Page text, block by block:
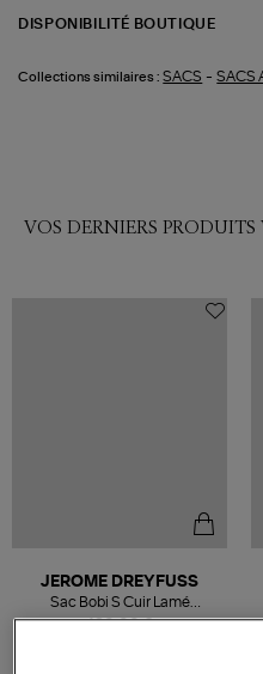
DISPONIBILITÉ BOUTIQUE
Collections similaires : SACS -SACS
VOS DERNIERS PRODUITS
480,00 €
JEROME DREYFUSS
Sac Bobi S Cuir Lamé
Champagne